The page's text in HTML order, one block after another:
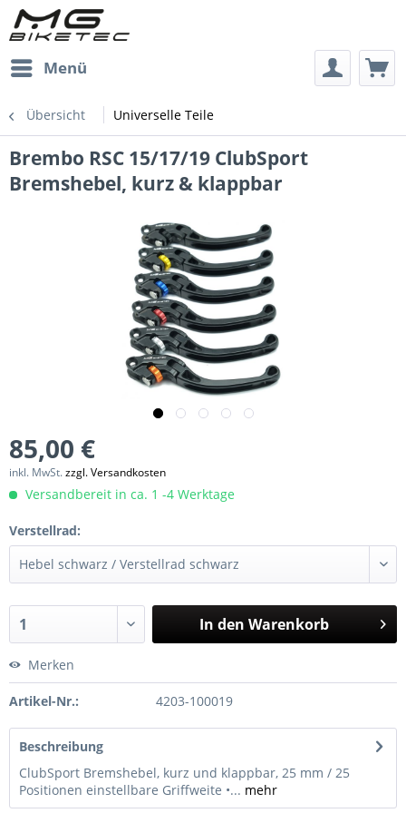
Menü
Übersicht Universelle Teile
Brembo RSC 15/17/19 ClubSport
Bremshebel, kurz & klappbar
85,00 €
inkl. MwSt.zzgl. Versandkosten
Versandbereit in ca. 1 -4 Werktage
Verstellrad:
In den Warenkorb
Merken
Artikel-Nr.: 4203-100019
Beschreibung
ClubSport Bremshebel, kurz und klappbar, 25 mm / 25
Positionen einstellbare Griffweite •... mehr